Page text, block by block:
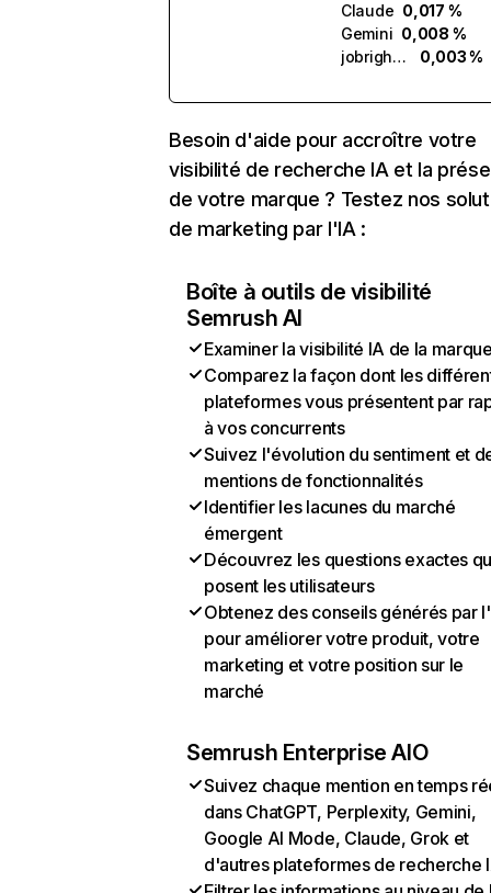
Claude 0,017 %
Gemini 0,008 %
jobright.ai
0,003 %
Besoin d'aide pour accroître votre
visibilité de recherche IA et la
de votre marque ? Testez nos
de marketing par l'IA :
Boîte à outils de visibilité
Semrush AI
Examiner la visibilité IA de la
Comparez la façon dont les
plateformes vous présentent par
à vos concurrents
Suivez l'évolution du sentiment et
mentions de fonctionnalités
Identifier les lacunes du marché
émergent
Découvrez les questions exactes
posent les utilisateurs
Obtenez des conseils générés par
pour améliorer votre produit, votre
marketing et votre position sur le
marché
Semrush Enterprise AIO
Suivez chaque mention en temps
dans ChatGPT, Perplexity, Gemini,
Google AI Mode, Claude, Grok et
d'autres plateformes de recherche